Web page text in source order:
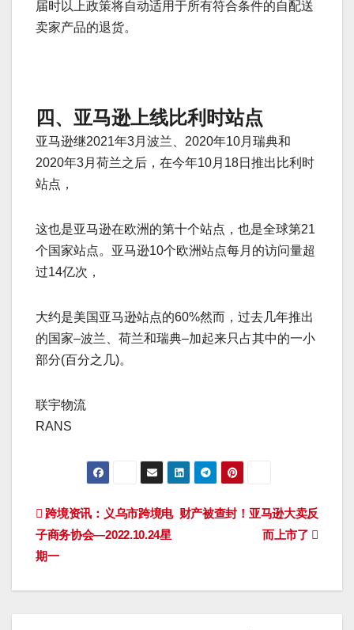
届时以上政策将自动适用于所有符合条件的自配送
卖家产品的退货。
四、亚马逊上线比利时站点
亚马逊继2021年3月波兰、2020年10月瑞典和
2020年3月荷兰之后，在今年10月18日推出比利时
站点，
这也是亚马逊在欧洲的第十个站点，也是全球第21
个国家站点。亚马逊10个欧洲站点每月的访问量超
过14亿次，
大约是美国亚马逊站点的60%然而，过去几年推出
的国家–波兰、荷兰和瑞典–加起来只占其中的一小
部分(百分之几)。
联宇物流
RANS
文
章
导
财产被查封！亚马逊大卖反
而上市了
跨境资讯：义乌市跨境电
子商务协会—2022.10.24星
期一